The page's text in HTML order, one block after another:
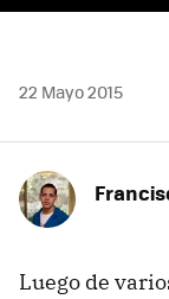
22 Mayo 2015
Luego de